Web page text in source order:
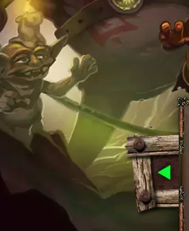
Strategy Game online